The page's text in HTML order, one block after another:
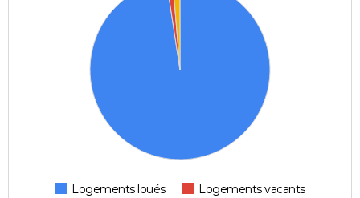
Logements loués
Logements vacants